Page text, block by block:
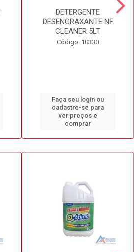
DETERGENTE
DESENGRAXANTE NF
CLEANER 5LT
Código: 10330
Faça seu login ou
cadastre-se para
ver preços e
comprar